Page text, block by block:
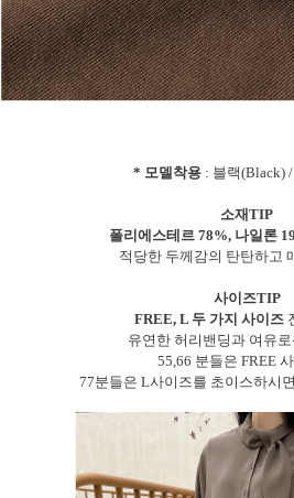
* 모델착용 : 블랙(Black)
소재TIP
폴리에스테르 78%, 나일론
적당한 두께감의 탄탄하고
사이즈TIP
FREE, L 두 가지 사이즈
유연한 허리밴딩과 여유
55,66 분들은 FREE
77분들은 L사이즈를 초이스하시